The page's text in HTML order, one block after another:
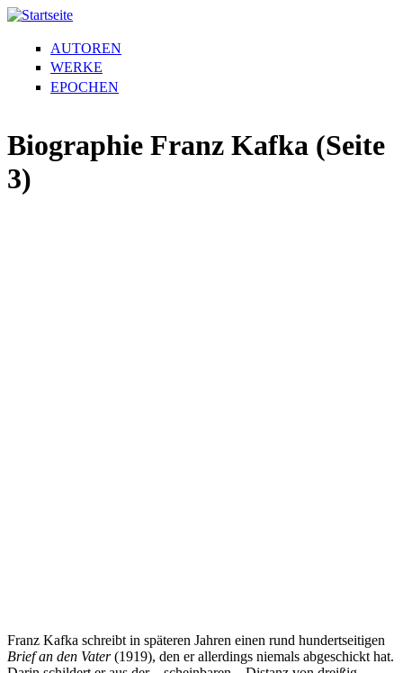
AUTOREN
WERKE
EPOCHEN
Biographie Franz Kafka (Seite
3)
Franz Kafka schreibt in späteren Jahren einen rund hundertseitigen
Brief an den Vater(1919), den er allerdings niemals abgeschickt hat.